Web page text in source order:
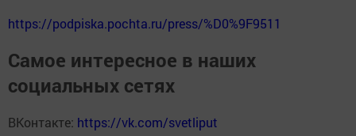
https://podpiska.pochta.ru/press/%D0%9F9511
Самое интересное в наших
социальных сетях
ВКонтакте: https://vk.com/svetliput